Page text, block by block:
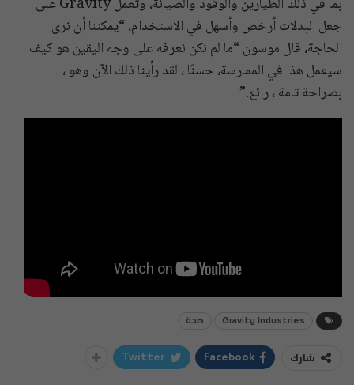
جعل البدلات أرخص وأسهل في الاستخدام، “يمكننا أن نرى
الحاجة، قال موسون “ما لم نكن نعرفه على وجه اليقين هو كيف
سيعمل هذا في الممارسة، حسنًا ، لقد رأينا ذلك الآن وهو ،
بصراحة تامة ، رائع.”
Gravity Industries صحة
شارك Facebook
Twitter